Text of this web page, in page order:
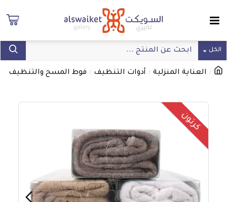
الكل
العناية المنزلية أدوات التنظيف فوط المسح والتنظيف
كرتون